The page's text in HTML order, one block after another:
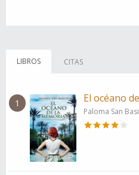
LIBROS CITAS
1 El océano
Paloma San